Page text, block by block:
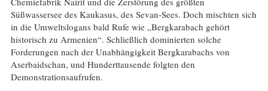
Süßwassersee des Kaukasus, des Sevan-Sees. Doch mischten sich
in die Umweltslogans bald Rufe wie „Bergkarabach gehört
historisch zu Armenien“. Schließlich dominierten solche
Forderungen nach der Unabhängigkeit Bergkarabachs von
Aserbaidschan, und Hunderttausende folgten den
Demonstrationsaufrufen.